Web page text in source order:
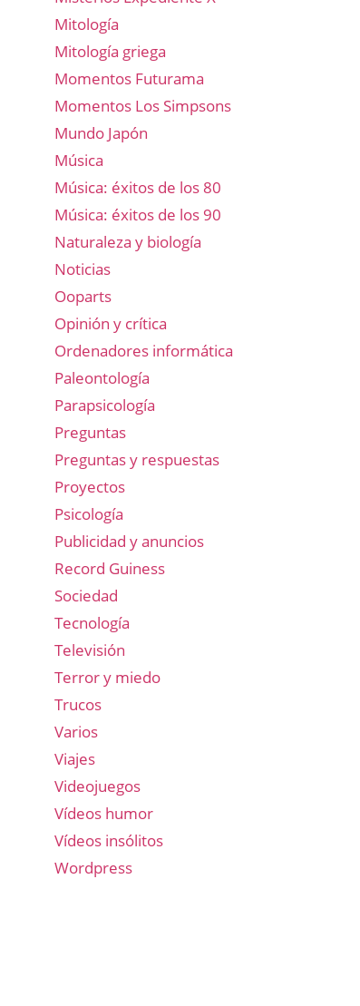
Mitología
Mitología griega
Momentos Futurama
Momentos Los Simpsons
Mundo Japón
Música
Música: éxitos de los 80
Música: éxitos de los 90
Naturaleza y biología
Noticias
Ooparts
Opinión y crítica
Ordenadores informática
Paleontología
Parapsicología
Preguntas
Preguntas y respuestas
Proyectos
Psicología
Publicidad y anuncios
Record Guiness
Sociedad
Tecnología
Televisión
Terror y miedo
Trucos
Varios
Viajes
Videojuegos
Vídeos humor
Vídeos insólitos
Wordpress